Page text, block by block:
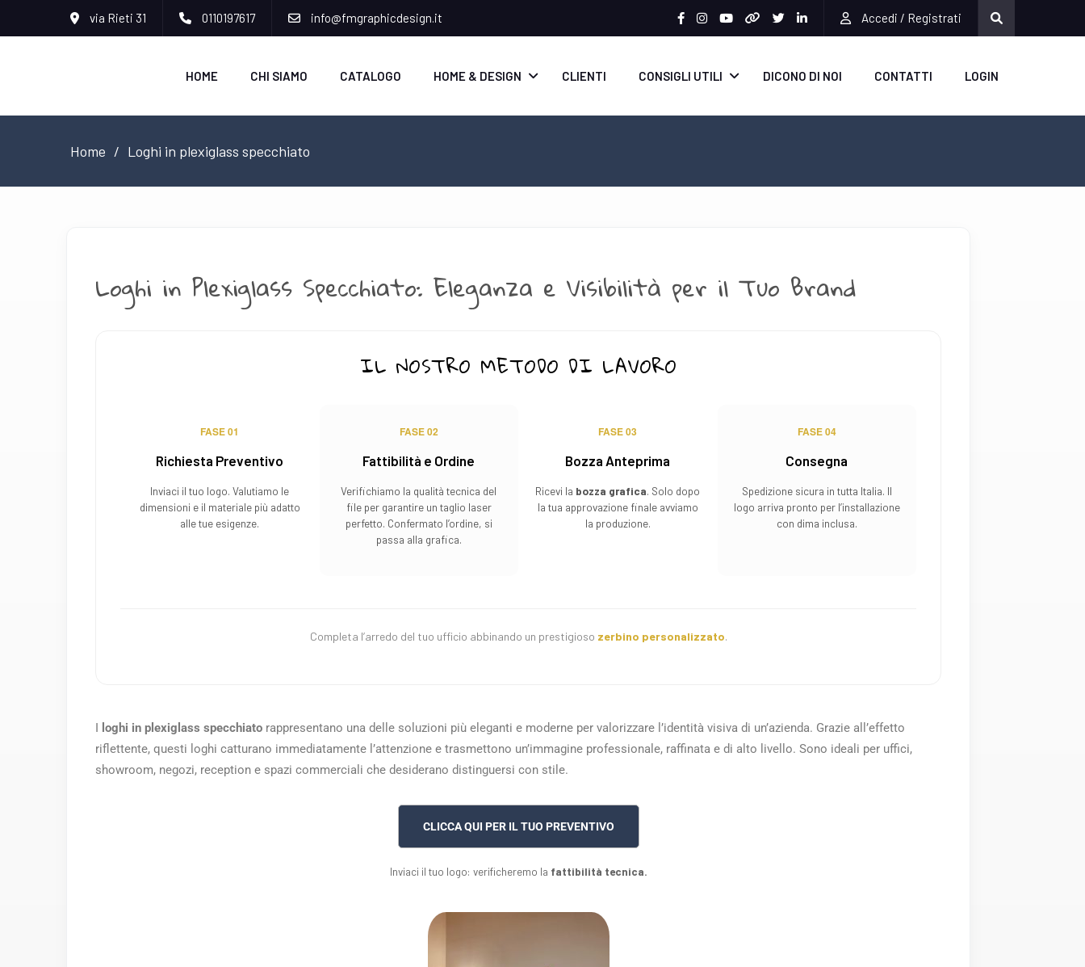
via Rieti 31 0110197617 info@fmgraphicdesign.it Accedi / Registrati
HOME CHI SIAMO CATALOGO HOME & DESIGN CLIENTI CONSIGLI UTILI DICONO DI NOI CONTATTI LOGIN
Home Loghi in plexiglass specchiato
Loghi in Plexiglass Specchiato: Eleganza e Visibilità per il Tuo Brand
IL NOSTRO METODO DI LAVORO
FASE 01
Richiesta Preventivo
Inviaci il tuo logo. Valutiamo le
dimensioni e il materiale più adatto
alle tue esigenze.
FASE 02
Fattibilità e Ordine
Verifichiamo la qualità tecnica del
file per garantire un taglio laser
perfetto. Confermato l’ordine, si
passa alla grafica.
FASE 03
Bozza Anteprima
Ricevi la bozza grafica. Solo dopo
la tua approvazione finale avviamo
la produzione.
FASE 04
Consegna
Spedizione sicura in tutta Italia. Il
logo arriva pronto per l’installazione
con dima inclusa.
Completa l’arredo del tuo ufficio abbinando un prestigioso zerbino personalizzato.
I loghi in plexiglass specchiato rappresentano una delle soluzioni più eleganti e moderne per valorizzare l’identità visiva di un’azienda. Grazie all’effetto
riflettente, questi loghi catturano immediatamente l’attenzione e trasmettono un’immagine professionale, raffinata e di alto livello. Sono ideali per uffici,
showroom, negozi, reception e spazi commerciali che desiderano distinguersi con stile.
CLICCA QUI PER IL TUO PREVENTIVO
Inviaci il tuo logo: verificheremo la fattibilità tecnica.